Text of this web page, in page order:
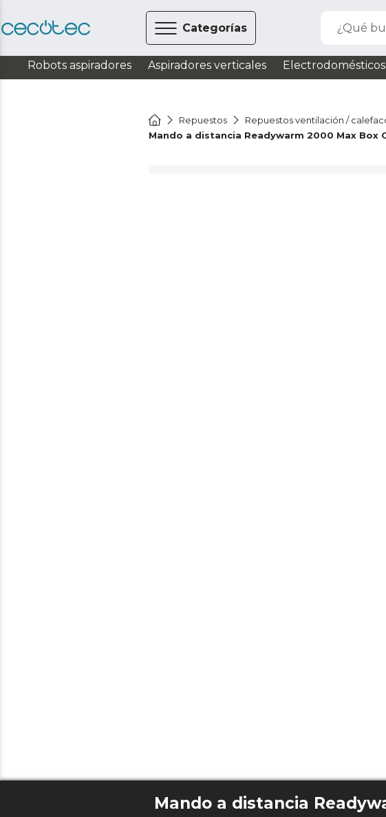
Categorías ¿Qué
Robots aspiradores Aspiradores verticales Electrodomésticos
Repuestos Repuestos ventilación /
Mando a distancia Readywarm 2000 Max Box